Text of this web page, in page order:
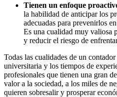
Tienen un enfoque
la habilidad de anticipar los
adecuadas para prevenirlos
Es una cualidad muy valiosa
y reducir el riesgo de
Todas las cualidades de un
universitaria y los tiempos de
profesionales que tienen una gran
valor a la sociedad, a los miles de
quieren sobresalir y prosperar